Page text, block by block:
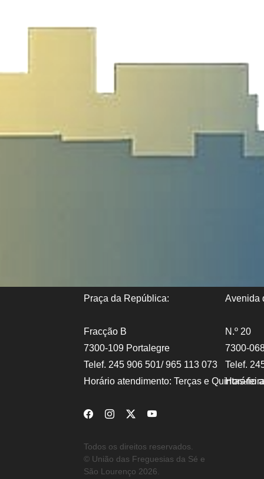
Praça da República: Avenida
Fracção B
7300-109 Portalegre
Telef. 245 906 501/ 965 113 073
Horário atendimento: Terças e Quintas-
N.º 20
7300-
Telef.
Horário
Todos os direitos reservados.
© União das Freguesias da Sé e
São Lourenço 2026.